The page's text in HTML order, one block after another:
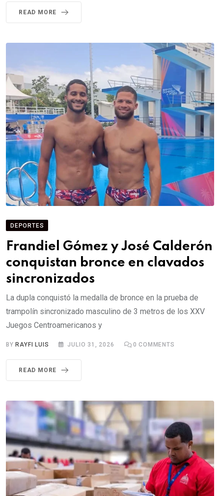
READ MORE
DEPORTES
Frandiel Gómez y José Calderón
conquistan bronce en clavados
sincronizados
La dupla conquistó la medalla de bronce en la prueba de
trampolín sincronizado masculino de 3 metros de los XXV
Juegos Centroamericanos y
BYRAYFI LUIS JULIO 31, 2026 0 COMMENTS
READ MORE